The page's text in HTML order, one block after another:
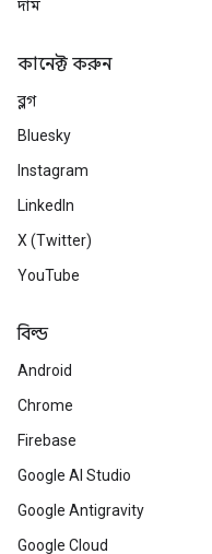
দাম
কানেক্ট করুন
ব্লগ
Bluesky
Instagram
LinkedIn
X (Twitter)
YouTube
বিল্ড
Android
Chrome
Firebase
Google AI Studio
Google Antigravity
Google Cloud